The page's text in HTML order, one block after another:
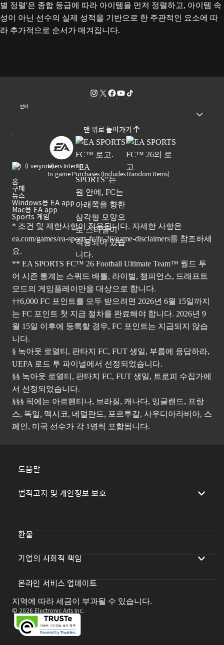
별 정렬'은 종합 등급에 따라 아이템을 먼저 정렬하고, 아이템 속
성이 아닌 선수의 실제 성적을 기반으로 한 주관적인 요소에 따
라 추가적으로 순서가 매겨집니다.
언어
맨 위로 돌아가기
Users Interact
In-game Purchases (Includes Random Items)
홈
구매
뉴스
Windows용 EA app
Mac용 EA app
Sports 게임
* 조건 및 제한사항이 적용됩니다. 자세한 사항은
ea.com/games/ea-sports-fc/fc-26/game-disclaimers를 참조하세
요.
** EA SPORTS FC™ 26 Football Ultimate Team™ 월드 투
어 시즌 통계는 스쿼드 배틀, 라이벌, 챔피언스, 드래프트
모드의 게임플레이만을 대상으로 합니다.
††6,000 FC 포인트를 모두 받으려면 2026년 6월 15일까지
는 FC 포인트 첫 지급 절차를 완료해야 합니다. 2026년 9
월 15일 이후에 등록할 경우, FC 포인트는 지급되지 않습
니다.
§ 녹아웃 로열티, 판타지 FC, FUT 생일, 부름에 응답하라,
UEFA 로드 투 파이널에서 선정되었습니다.
§§ 녹아웃 로열티, 판타지 FC, FUT 생일, 트로피 수집가에
서 선정되었습니다.
§§§ 픽에는 아르헨티나, 브라질, 캐나다, 잉글랜드, 프랑
스, 독일, 멕시코, 네덜란드, 포르투갈, 사우디아라비아, 스
페인, 미국 선수가 각 1명씩 포함됩니다.
도움말
법적고지 및 개인정보 보호
환불
기업의 사회적 책임
온라인 서비스 업데이트
지역에 따라 세금이 부과될 수 있습니다.
© 2026 Electronic Arts Inc.